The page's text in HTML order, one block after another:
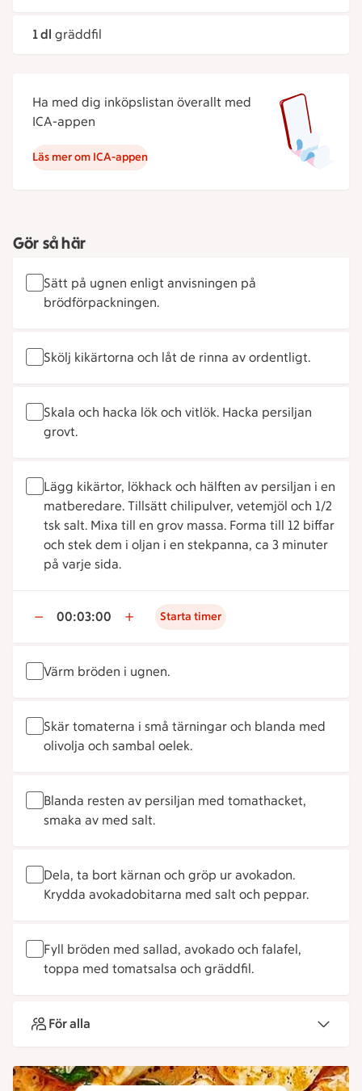
1 dl gräddfil
Ha med dig inköpslistan överallt med
ICA-appen
Läs mer om ICA-appen
Gör så här
Sätt på ugnen enligt anvisningen på
brödförpackningen.
Skölj kikärtorna och låt de rinna av ordentligt.
Skala och hacka lök och vitlök. Hacka persiljan
grovt.
Lägg kikärtor, lökhack och hälften av persiljan i en
matberedare. Tillsätt chilipulver, vetemjöl och 1/2
tsk salt. Mixa till en grov massa. Forma till 12 biffar
och stek dem i oljan i en stekpanna, ca 3 minuter
på varje sida.
00:03:00 Starta timer
Värm bröden i ugnen.
Skär tomaterna i små tärningar och blanda med
olivolja och sambal oelek.
Blanda resten av persiljan med tomathacket,
smaka av med salt.
Dela, ta bort kärnan och gröp ur avokadon.
Krydda avokadobitarna med salt och peppar.
Fyll bröden med sallad, avokado och falafel,
toppa med tomatsalsa och gräddfil.
För alla